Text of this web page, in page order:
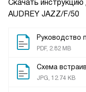
Скачать
AUDREY JAZZ/F/50
Руководство
PDF, 2.82 MB
Схема
JPG, 12.74 KB